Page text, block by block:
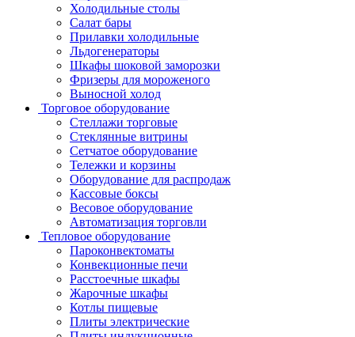
Холодильные столы
Салат бары
Прилавки холодильные
Льдогенераторы
Шкафы шоковой заморозки
Фризеры для мороженого
Выносной холод
Торговое оборудование
Стеллажи торговые
Стеклянные витрины
Сетчатое оборудование
Тележки и корзины
Оборудование для распродаж
Кассовые боксы
Весовое оборудование
Автоматизация торговли
Тепловое оборудование
Пароконвектоматы
Конвекционные печи
Расстоечные шкафы
Жарочные шкафы
Котлы пищевые
Плиты электрические